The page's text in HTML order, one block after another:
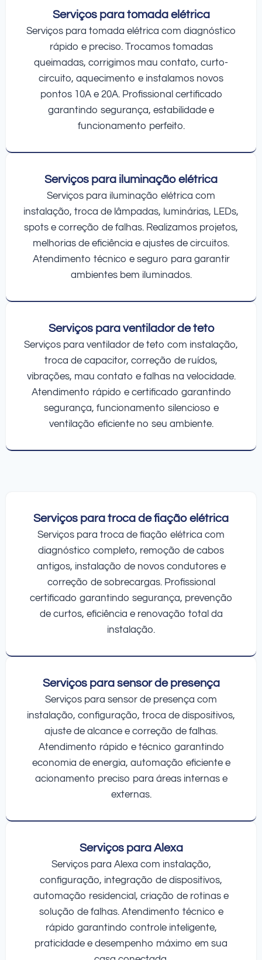
Serviços para tomada elétrica
Serviços para tomada elétrica com diagnóstico
rápido e preciso. Trocamos tomadas
queimadas, corrigimos mau contato, curto-
circuito, aquecimento e instalamos novos
pontos 10A e 20A. Profissional certificado
garantindo segurança, estabilidade e
funcionamento perfeito.
Serviços para iluminação elétrica
Serviços para iluminação elétrica com
instalação, troca de lâmpadas, luminárias, LEDs,
spots e correção de falhas. Realizamos projetos,
melhorias de eficiência e ajustes de circuitos.
Atendimento técnico e seguro para garantir
ambientes bem iluminados.
Serviços para ventilador de teto
Serviços para ventilador de teto com instalação,
troca de capacitor, correção de ruídos,
vibrações, mau contato e falhas na velocidade.
Atendimento rápido e certificado garantindo
segurança, funcionamento silencioso e
ventilação eficiente no seu ambiente.
Serviços para troca de fiação elétrica
Serviços para troca de fiação elétrica com
diagnóstico completo, remoção de cabos
antigos, instalação de novos condutores e
correção de sobrecargas. Profissional
certificado garantindo segurança, prevenção
de curtos, eficiência e renovação total da
instalação.
Serviços para sensor de presença
Serviços para sensor de presença com
instalação, configuração, troca de dispositivos,
ajuste de alcance e correção de falhas.
Atendimento rápido e técnico garantindo
economia de energia, automação eficiente e
acionamento preciso para áreas internas e
externas.
Serviços para Alexa
Serviços para Alexa com instalação,
configuração, integração de dispositivos,
automação residencial, criação de rotinas e
solução de falhas. Atendimento técnico e
rápido garantindo controle inteligente,
praticidade e desempenho máximo em sua